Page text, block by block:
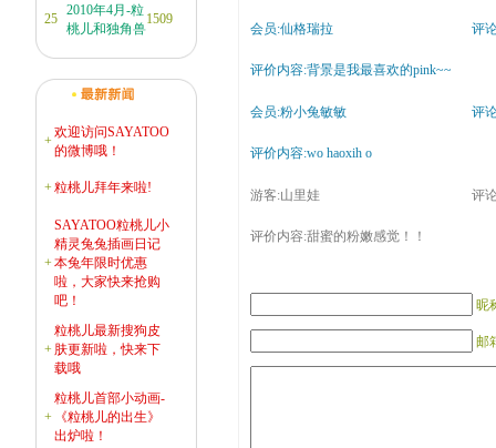
25
2010年4月-粒
桃儿和独角兽
1509
+
欢迎访问SAYATOO
的微博哦！
+粒桃儿拜年来啦!
+
SAYATOO粒桃儿小
精灵兔兔插画日记
本兔年限时优惠
啦，大家快来抢购
吧！
+
粒桃儿最新搜狗皮
肤更新啦，快来下
载哦
+
粒桃儿首部小动画-
《粒桃儿的出生》
出炉啦！
会员:仙格瑞拉 评
评价内容:背景是我最喜欢的pink~~
会员:粉小兔敏敏 评
评价内容:wo haoxih o
游客:山里娃 评
评价内容:甜蜜的粉嫩感觉！！
昵
邮